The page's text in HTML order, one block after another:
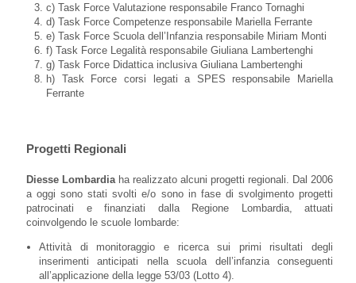
c) Task Force Valutazione responsabile Franco Tornaghi
d) Task Force Competenze responsabile Mariella Ferrante
e) Task Force Scuola dell’Infanzia responsabile Miriam Monti
f) Task Force Legalità responsabile Giuliana Lambertenghi
g) Task Force Didattica inclusiva Giuliana Lambertenghi
h) Task Force corsi legati a SPES responsabile Mariella
Ferrante
Progetti Regionali
Diesse Lombardiaha realizzato alcuni progetti regionali. Dal 2006
a oggi sono stati svolti e/o sono in fase di svolgimento progetti
patrocinati e finanziati dalla Regione Lombardia, attuati
coinvolgendo le scuole lombarde:
Attività di monitoraggio e ricerca sui primi risultati degli
inserimenti anticipati nella scuola dell’infanzia conseguenti
all’applicazione della legge 53/03 (Lotto 4).